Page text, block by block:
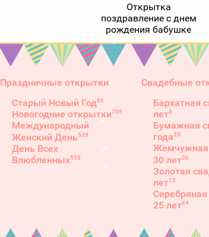
Открытка
поздравление с днем
рождения бабушке
Праздничные открытки
Старый Новый Год86
Новогодние открытки705
Международный
Женский День539
День Всех
Влюбленных558
Свадебные
Бархатная
лет3
Бумажная
года28
Жемчужная
30 лет26
Золотая
лет12
25 лет44